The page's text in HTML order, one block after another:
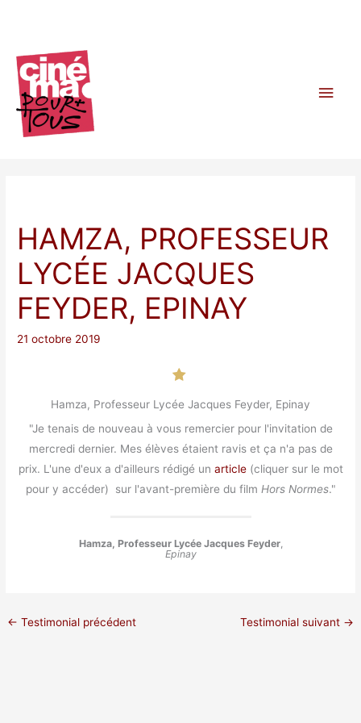
HAMZA, PROFESSEUR
LYCÉE JACQUES
FEYDER, EPINAY
21 octobre 2019
Hamza, Professeur Lycée Jacques Feyder, Epinay
"Je tenais de nouveau à vous remercier pour l'invitation de
mercredi dernier. Mes élèves étaient ravis et ça n'a pas de
prix. L'une d'eux a d'ailleurs rédigé un article (cliquer sur le mot
pour y accéder) sur l'avant-première du film Hors Normes."
Hamza, Professeur Lycée Jacques Feyder,
Epinay
← Testimonial précédent Testimonial suivant →